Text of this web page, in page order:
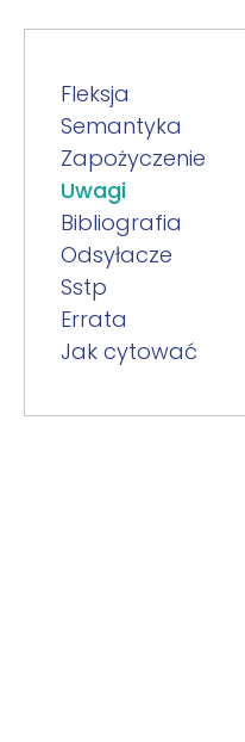
Fleksja
Semantyka
Zapożyczenie
Uwagi
Bibliografia
Odsyłacze
Sstp
Errata
Jak cytować